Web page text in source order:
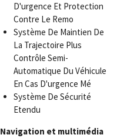
D'urgence Et Protection
Contre Le Remo
Système De Maintien De
La Trajectoire Plus
Contrôle Semi-
Automatique Du Véhicule
En Cas D'urgence Mé
Système De Sécurité
Etendu
Navigation et multimédia